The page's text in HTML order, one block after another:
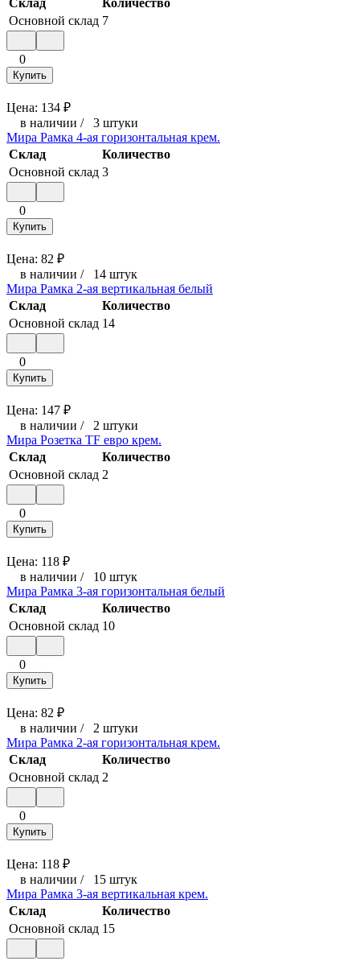
Основной склад 7
0
Купить
Цена: 134 ₽
в наличии / 3 штуки
Мира Рамка 4-ая горизонтальная крем.
Склад
Количество
Основной склад 3
0
Купить
Цена: 82 ₽
в наличии / 14 штук
Мира Рамка 2-ая вертикальная белый
Склад
Количество
Основной склад 14
0
Купить
Цена: 147 ₽
в наличии / 2 штуки
Мира Розетка TF евро крем.
Склад
Количество
Основной склад 2
0
Купить
Цена: 118 ₽
в наличии / 10 штук
Мира Рамка 3-ая горизонтальная белый
Склад
Количество
Основной склад 10
0
Купить
Цена: 82 ₽
в наличии / 2 штуки
Мира Рамка 2-ая горизонтальная крем.
Склад
Количество
Основной склад 2
0
Купить
Цена: 118 ₽
в наличии / 15 штук
Мира Рамка 3-ая вертикальная крем.
Склад
Количество
Основной склад 15